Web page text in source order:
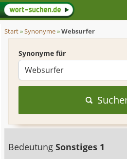
Start»Synonyme»Websurfer
Synonyme für
BedeutungSonstiges 1